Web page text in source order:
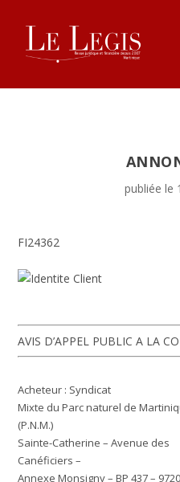
publiée le
FI24362
AVIS D’APPEL PUBLIC A LA
Acheteur : Syndicat
Mixte du Parc naturel de
(P.N.M.)
Sainte-Catherine – Avenue des
Canéficiers –
Annexe Monsigny – BP 437 –